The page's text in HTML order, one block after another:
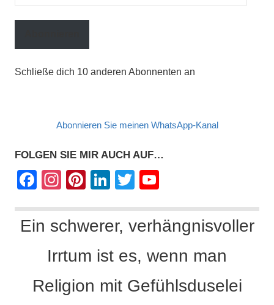
Mail-
Adresse
Schließe dich 10 anderen Abonnenten an
Abonnieren Sie meinen WhatsApp-Kanal
FOLGEN SIE MIR AUCH AUF…
F
c
e
o
o
In
a
gr
a
m
Pi
er
e
st
Li
k
e
dI
n
T
tt
er
u
T
u
b
e
Ein schwerer, verhängnisvoller
Irrtum ist es, wenn man
Religion mit Gefühlsduselei